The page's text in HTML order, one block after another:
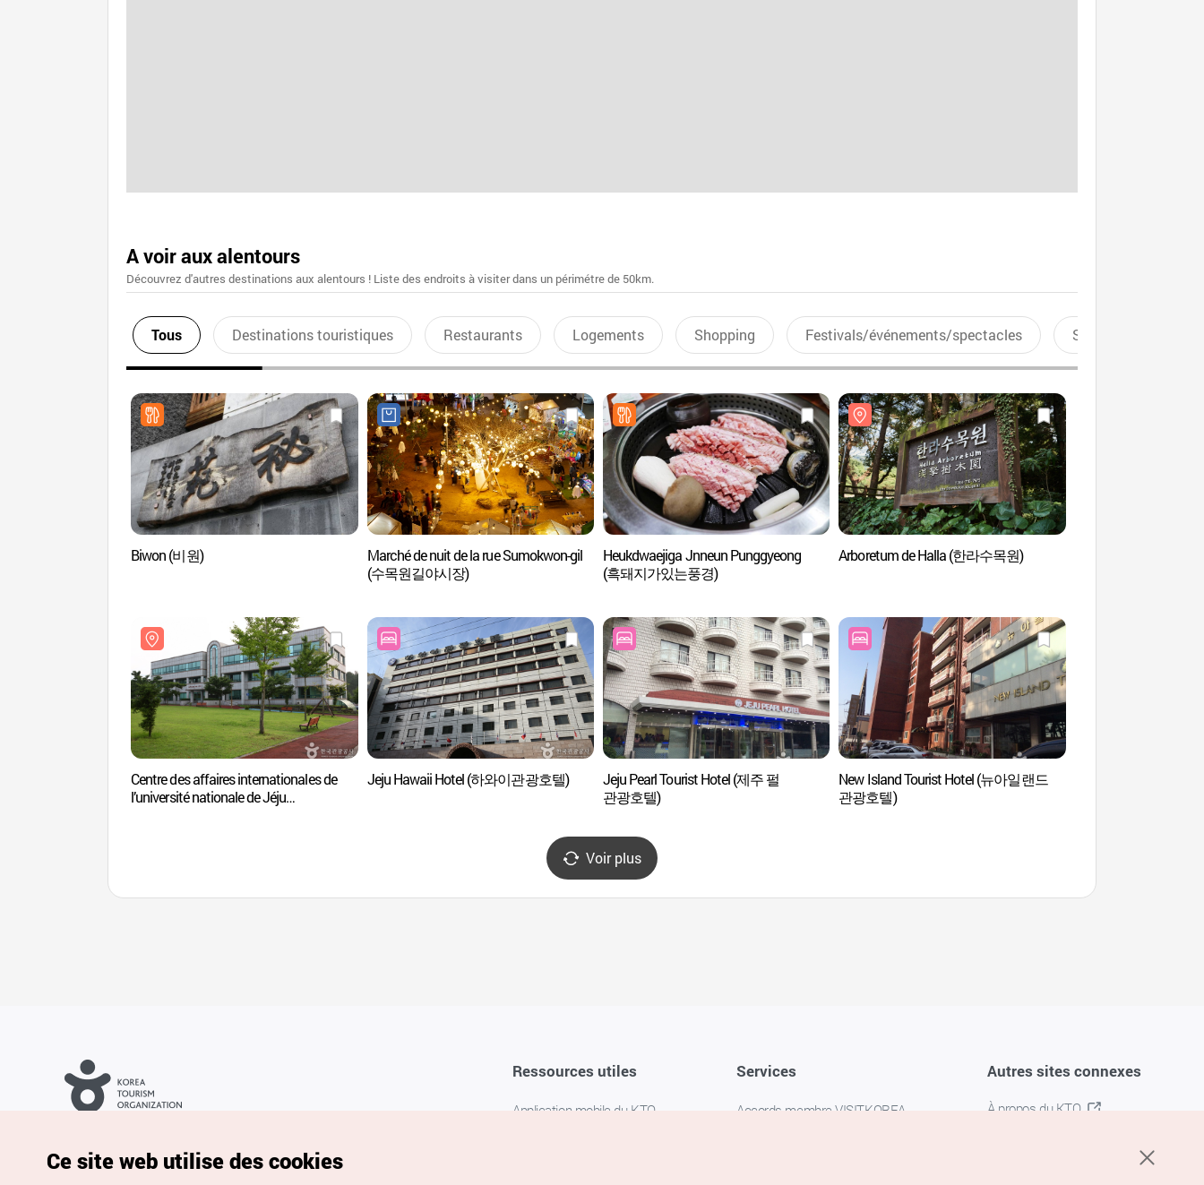
A voir aux alentours
Découvrez d'autres destinations aux alentours ! Liste des endroits à visiter dans un périmétre de 50km.
Tous Destinations touristiques Restaurants Logements Shopping Festivals/événements/spectacles Sports aquatiques
Biwon (비원)
Marché de nuit de la rue Sumokwon-gil
(수목원길야시장)
Heukdwaejiga Jnneun Punggyeong
(흑돼지가있는풍경)
Arboretum de Halla (한라수목원)
Centre des affaires internationales de
l’université nationale de Jéju
Jeju Hawaii Hotel (하와이관광호텔)
Jeju Pearl Tourist Hotel (제주 펄
관광호텔)
New Island Tourist Hotel (뉴아일랜드
관광호텔)
Voir plus
Ressources utiles
Application mobile du KTO
Services
Accords membre VISITKOREA
Autres sites connexes
À propos du KTO
Pour les rapports d'erreurs et demandes de renseignements,
adressez vos demandes à
Ce site web utilise des cookies